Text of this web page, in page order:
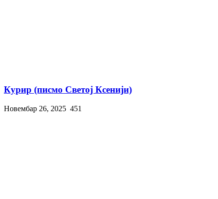
Курир (писмо Светој Ксенији)
Новембар 26, 2025 451